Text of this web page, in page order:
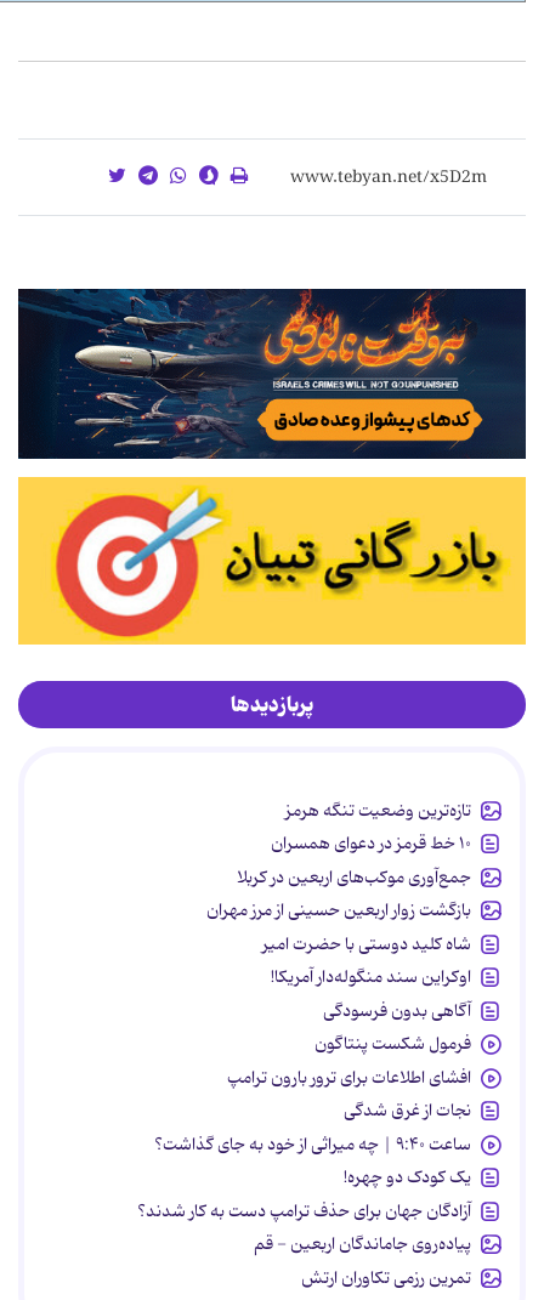
پربازدیدها
تازه‌ترین وضعیت تنگه هرمز
۱۰ خط قرمز در دعوای همسران
جمع‌آوری موکب‌های اربعین در کربلا
بازگشت زوار اربعین حسینی از مرز مهران
شاه کلید دوستی با حضرت امیر
اوکراین سند منگوله‌دار آمریکا!
آگاهی بدون فرسودگی
فرمول شکست پنتاگون
افشای اطلاعات برای ترور بارون ترامپ
نجات از غرق شدگی
ساعت ۹:۴۰ | چه میراثی از خود به جای گذاشت؟
یک کودک دو چهره!
آزادگان جهان برای حذف ترامپ دست به کار شدند؟
پیاده‌روی جاماندگان اربعین - قم
تمرین رزمی تکاوران ارتش